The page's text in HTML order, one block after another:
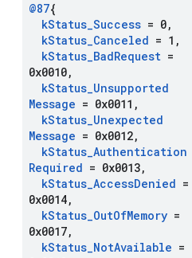
@87{
kStatus_Success = 0,
kStatus_Canceled = 1 ,
kStatus_BadRequest =
0x0010,
kStatus_Unsupported
Message = 0x0011 ,
kStatus_Unexpected
Message = 0x0012,
kStatus_Authentication
Required = 0x0013,
kStatus_AccessDenied =
0x0014,
kStatus_OutOfMemory =
0x0017,
kStatus_NotAvailable =